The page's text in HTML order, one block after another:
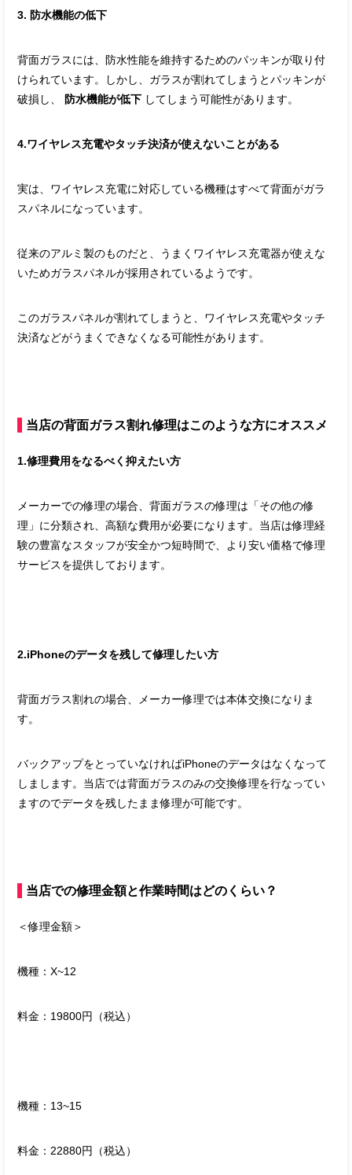
3. 防水機能の低下
背面ガラスには、防水性能を維持するためのパッキンが取り付
けられています。しかし、ガラスが割れてしまうとパッキンが
破損し、 防水機能が低下 してしまう可能性があります。
4.ワイヤレス充電やタッチ決済が使えないことがある
実は、ワイヤレス充電に対応している機種はすべて背面がガラ
スパネルになっています。
従来のアルミ製のものだと、うまくワイヤレス充電器が使えな
いためガラスパネルが採用されているようです。
このガラスパネルが割れてしまうと、ワイヤレス充電やタッチ
決済などがうまくできなくなる可能性があります。
当店の背面ガラス割れ修理はこのような方にオススメ
1.修理費用をなるべく抑えたい方
メーカーでの修理の場合、背面ガラスの修理は「その他の修
理」に分類され、高額な費用が必要になります。当店は修理経
験の豊富なスタッフが安全かつ短時間で、より安い価格で修理
サービスを提供しております。
2.iPhoneのデータを残して修理したい方
背面ガラス割れの場合、メーカー修理では本体交換になりま
す。
バックアップをとっていなければiPhoneのデータはなくなって
しまします。当店では背面ガラスのみの交換修理を行なってい
ますのでデータを残したまま修理が可能です。
当店での修理金額と作業時間はどのくらい？
＜修理金額＞
機種：X~12
料金：19800円（税込）
機種：13~15
料金：22880円（税込）